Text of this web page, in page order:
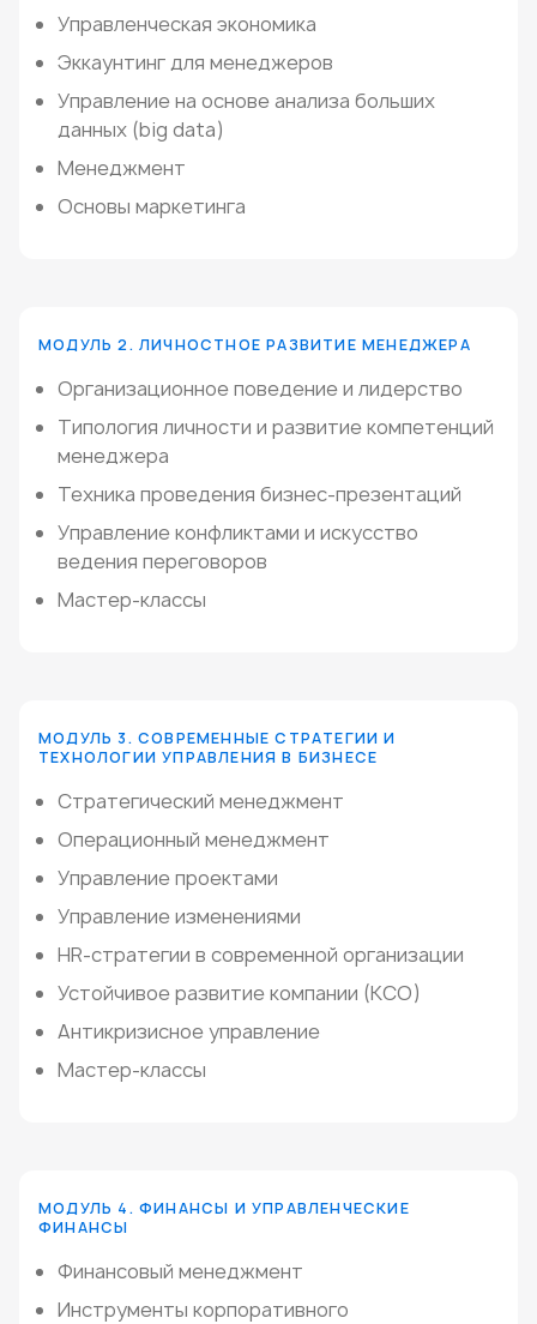
Управленческая экономика
Эккаунтинг для менеджеров
Управление на основе анализа больших
данных (big data)
Менеджмент
Основы маркетинга
МОДУЛЬ 2. ЛИЧНОСТНОЕ РАЗВИТИЕ МЕНЕДЖЕРА
Организационное поведение и лидерство
Типология личности и развитие компетенций
менеджера
Техника проведения бизнес-презентаций
Управление конфликтами и искусство
ведения переговоров
Мастер-классы
МОДУЛЬ 3. СОВРЕМЕННЫЕ СТРАТЕГИИ И
ТЕХНОЛОГИИ УПРАВЛЕНИЯ В БИЗНЕСЕ
Стратегический менеджмент
Операционный менеджмент
Управление проектами
Управление изменениями
HR-стратегии в современной организации
Устойчивое развитие компании (КСО)
Антикризисное управление
Мастер-классы
МОДУЛЬ 4. ФИНАНСЫ И УПРАВЛЕНЧЕСКИЕ
ФИНАНСЫ
Финансовый менеджмент
Инструменты корпоративного